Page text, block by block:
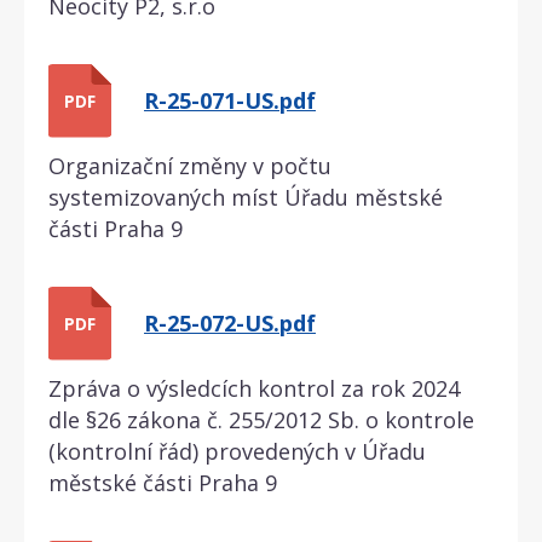
PDF R-25-071-US.pdf
Organizační změny v počtu
systemizovaných míst Úřadu městské
části Praha 9
PDF R-25-072-US.pdf
Zpráva o výsledcích kontrol za rok 2024
dle §26 zákona č. 255/2012 Sb. o kontrole
(kontrolní řád) provedených v Úřadu
městské části Praha 9